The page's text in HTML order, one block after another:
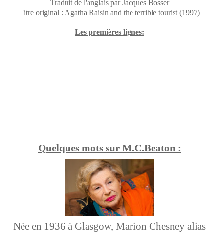
Traduit de l'anglais par Jacques Bosser
Titre original : Agatha Raisin and the terrible tourist (1997)
Les premières lignes:
Quelques mots sur M.C.Beaton :
Née en 1936 à Glasgow, Marion Chesney alias